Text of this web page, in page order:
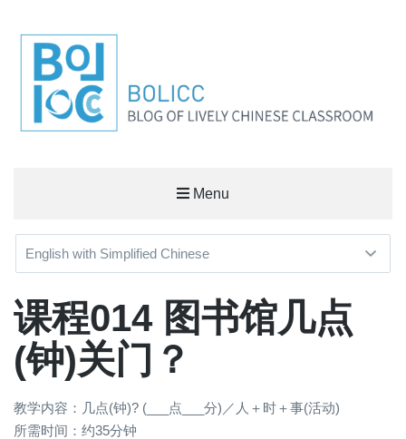
Menu
课程014 图书馆几点
(钟)关门？
教学内容：几点(钟)? (___点___分)／人＋时＋事(活动)
所需时间：约35分钟